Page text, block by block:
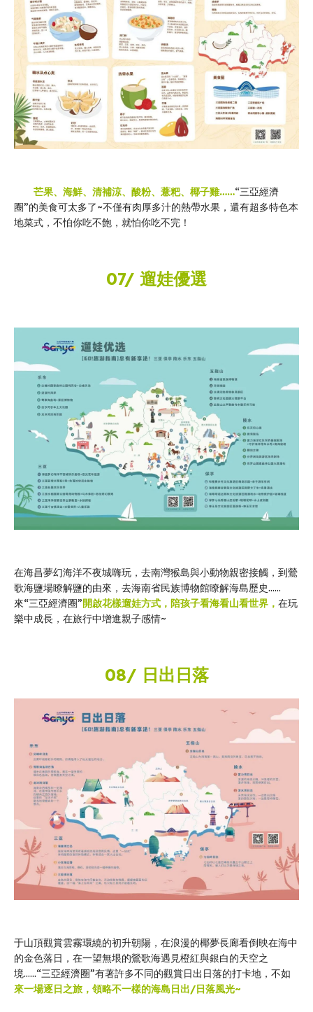
芒果、海鮮、清補涼、酸粉、薏粑、椰子雞……“三亞經濟
圈”的美食可太多了~不僅有肉厚多汁的熱帶水果，還有超多特色本
地菜式，不怕你吃不飽，就怕你吃不完！
07/ 遛娃優選
在海昌夢幻海洋不夜城嗨玩，去南灣猴島與小動物親密接觸，到鶯
歌海鹽場瞭解鹽的由來，去海南省民族博物館瞭解海島歷史……
來“三亞經濟圈”開啟花樣遛娃方式，陪孩子看海看山看世界， 在玩
樂中成長，在旅行中增進親子感情~
08/ 日出日落
于山頂觀賞雲霧環繞的初升朝陽，在浪漫的椰夢長廊看倒映在海中
的金色落日，在一望無垠的鶯歌海遇見橙紅與銀白的天空之
境……“三亞經濟圈”有著許多不同的觀賞日出日落的打卡地，不如
來一場逐日之旅，領略不一樣的海島日出/日落風光~